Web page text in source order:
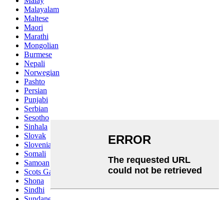
Malayalam
Maltese
Maori
Marathi
Mongolian
Burmese
Nepali
Norwegian
Pashto
Persian
Punjabi
Serbian
Sesotho
Sinhala
Slovak
Slovenian
Somali
Samoan
Scots Gaelic
Shona
Sindhi